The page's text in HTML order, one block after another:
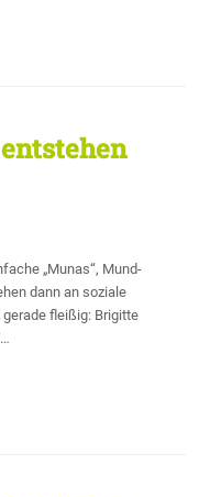
„Munas“, Mund-
dann an soziale
gerade fleißig: Brigitte